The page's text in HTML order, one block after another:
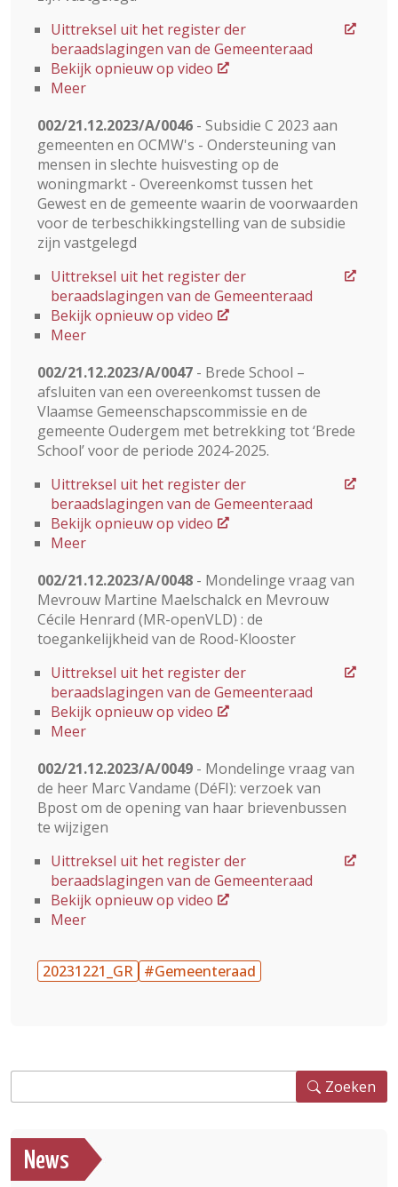
Uittreksel uit het register der
beraadslagingen van de Gemeenteraad
Bekijk opnieuw op video
Meer
002/21.12.2023/A/0046 - Subsidie ​​C 2023 aan
gemeenten en OCMW's - Ondersteuning van
mensen in slechte huisvesting op de
woningmarkt - Overeenkomst tussen het
Gewest en de gemeente waarin de voorwaarden
voor de terbeschikkingstelling van de subsidie
zijn vastgelegd
Uittreksel uit het register der
beraadslagingen van de Gemeenteraad
Bekijk opnieuw op video
Meer
002/21.12.2023/A/0047 - Brede School –
afsluiten van een overeenkomst tussen de
Vlaamse Gemeenschapscommissie en de
gemeente Oudergem met betrekking tot ‘Brede
School’ voor de periode 2024-2025.
Uittreksel uit het register der
beraadslagingen van de Gemeenteraad
Bekijk opnieuw op video
Meer
002/21.12.2023/A/0048 - Mondelinge vraag van
Mevrouw Martine Maelschalck en Mevrouw
Cécile Henrard (MR-openVLD) : de
toegankelijkheid van de Rood-Klooster
Uittreksel uit het register der
beraadslagingen van de Gemeenteraad
Bekijk opnieuw op video
Meer
002/21.12.2023/A/0049 - Mondelinge vraag van
de heer Marc Vandame (DéFI): verzoek van
Bpost om de opening van haar brievenbussen
te wijzigen
Uittreksel uit het register der
beraadslagingen van de Gemeenteraad
Bekijk opnieuw op video
Meer
20231221_GR #Gemeenteraad
Zoeken
News